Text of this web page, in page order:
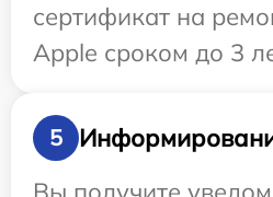
сертификат на
Apple сроком до 3
5